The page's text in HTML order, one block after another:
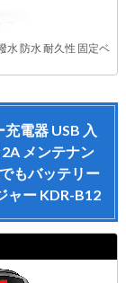
水 防水 耐久性 固定ベ
電器 USB 入
メンテナン
もバッテリー
ャー KDR-B12